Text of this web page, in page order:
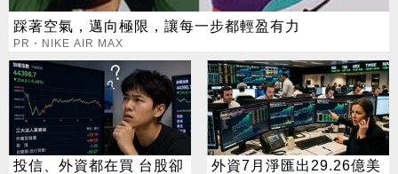
踩著空氣，邁向極限，讓每一步都輕盈有力
PR・NIKE AIR MAX
投信、外資都在買 台股卻
外資7月淨匯出29.26億美